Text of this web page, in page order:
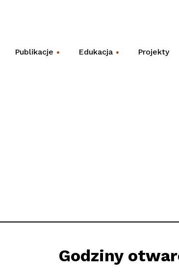
Publikacje
Edukacja Projekty
Godziny